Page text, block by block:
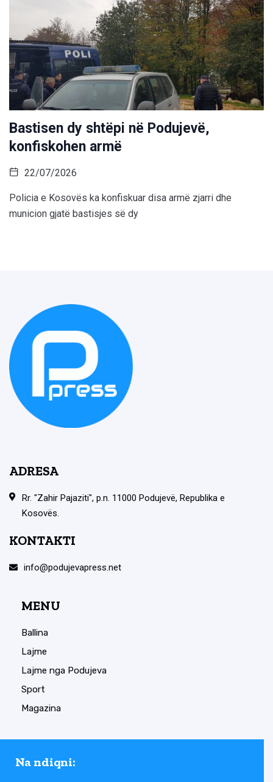
Bastisen dy shtëpi në Podujevë,
konfiskohen armë
22/07/2026
Policia e Kosovës ka konfiskuar disa armë zjarri dhe
municion gjatë bastisjes së dy
ADRESA
Rr. "Zahir Pajaziti", p.n. 11000 Podujevë, Republika e
Kosovës.
KONTAKTI
info@podujevapress.net
MENU
Ballina
Lajme
Lajme nga Podujeva
Sport
Magazina
Na ndiqni: